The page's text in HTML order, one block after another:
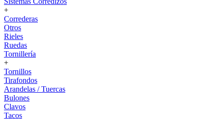
+
Correderas
Otros
Rieles
Ruedas
Tornillería
+
Tornillos
Tirafondos
Arandelas / Tuercas
Bulones
Clavos
Tacos